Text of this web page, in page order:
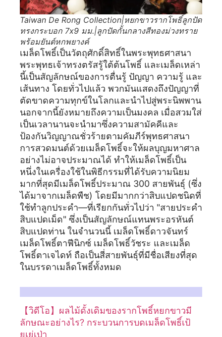
Taiwan De Rong Collection|หยกขาวรากโพธิ์ลูกปัด
ทรงกระบอก 7x9 มม.|ลูกปัดกั้นกลางสีทองม่วงทราย
พร้อมยันต์หกพยางค์
เมล็ดโพธิ์เป็นวัตถุศักดิ์สิทธิ์ในพระพุทธศาสนา
พระพุทธเจ้าทรงตรัสรู้ใต้ต้นโพธิ์ และเมล็ดเหล่า
นี้เป็นสัญลักษณ์ของการตื่นรู้ ปัญญา ความรู้ และ
เส้นทาง โดยทั่วไปแล้ว พวกมันแสดงถึงปัญญาที่
ตัดขาดความทุกข์ในโลกและนำไปสู่พระนิพพาน
นอกจากนี้ยังหมายถึงความเป็นมงคล เมื่อสวมใส่
เป็นเวลานานจะนำมาซึ่งความสามัคคีและ
ป้องกันวิญญาณชั่วร้ายตามคัมภีร์พุทธศาสนา
การสวดมนต์ด้วยเมล็ดโพธิ์จะให้ผลบุญมหาศาล
อย่างไม่อาจประมาณได้ ทำให้เมล็ดโพธิ์เป็น
หนึ่งในเครื่องใช้ในพิธีกรรมที่ได้รับความนิยม
มากที่สุดมีเมล็ดโพธิ์ประมาณ 300 สายพันธุ์ (ซึ่ง
ได้มาจากเมล็ดพืช) โดยมีมากกว่าสิบแปดชนิดที่
ใช้ทำลูกประคำ—ที่เรียกกันทั่วไปว่า "สายประคำ
สิบแปดเม็ด" ซึ่งเป็นสัญลักษณ์แทนพระอรหันต์
สิบแปดท่าน ในจำนวนนี้ เมล็ดโพธิ์ดาวจันทร์
เมล็ดโพธิ์ตาฟีนิกซ์ เมล็ดโพธิ์วัชระ และเมล็ด
โพธิ์ตาเจไดท์ ถือเป็นสี่สายพันธุ์ที่มีชื่อเสียงที่สุด
ในบรรดาเมล็ดโพธิ์ทั้งหมด
【วิดีโอ】ผลไม้ดั้งเดิมของรากโพธิ์หยกขาวมี
ลักษณะอย่างไร? กระบวนการบดเมล็ดโพธิ์เป้
ยเย่เป่า